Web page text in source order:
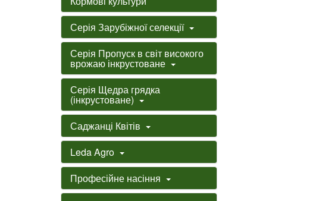
Серія Зарубіжної селекції
Серія Пропуск в світ високого
врожаю інкрустоване
Серія Щедра грядка
(інкрустоване)
Саджанці Квітів
Leda Agro
Професійне насіння